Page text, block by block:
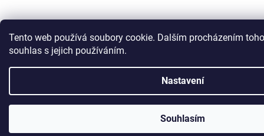
Tento web používá soubory cookie. Dalším procházením
souhlas s jejich používáním.
Nastavení
Souhlasím